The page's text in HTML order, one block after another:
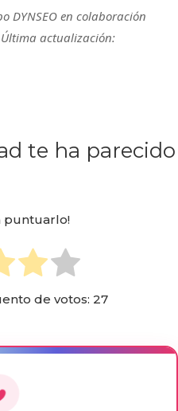
DYNSEO en colaboración
actualización:
te ha parecido
puntuarlo!
de votos: 27